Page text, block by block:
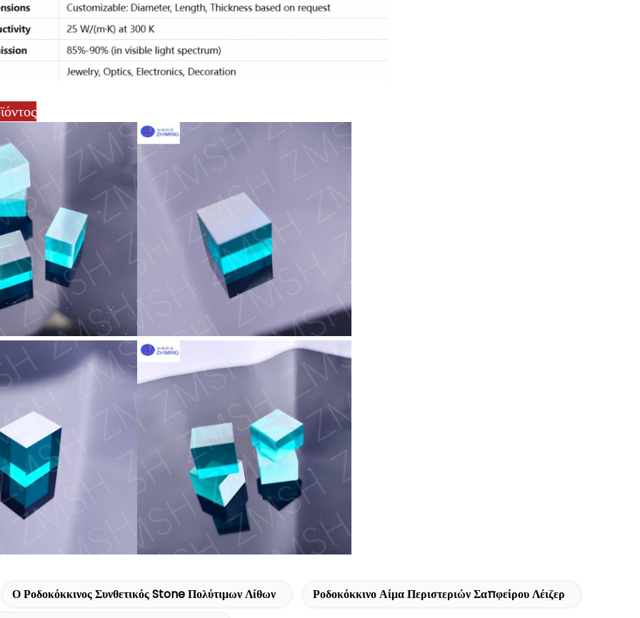
Ο Ροδοκόκκινος Συνθετικός Stone Πολύτιμων Λίθων
Ροδοκόκκινο Αίμα Περιστεριών Σαπφείρου Λέιζερ